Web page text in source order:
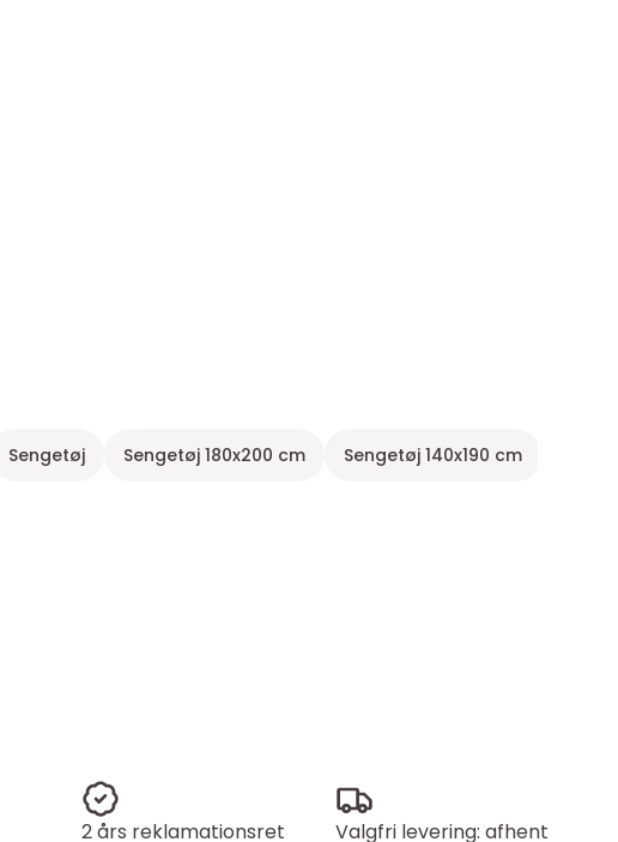
Sengetøj Sengetøj 180x200 cm Sengetøj 140x190 cm
2 års reklamationsret
Valgfri levering: afhent